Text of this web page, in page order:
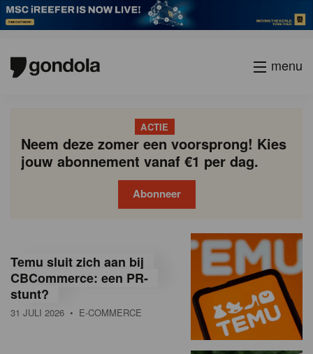
menu
ACTIE
Neem deze zomer een voorsprong! Kies
jouw abonnement vanaf €1 per dag.
Abonneer
o
n
d
Temu sluit zich aan bij
CBCommerce: een PR-
stunt?
31 JULI 2026 • E-COMMERCE